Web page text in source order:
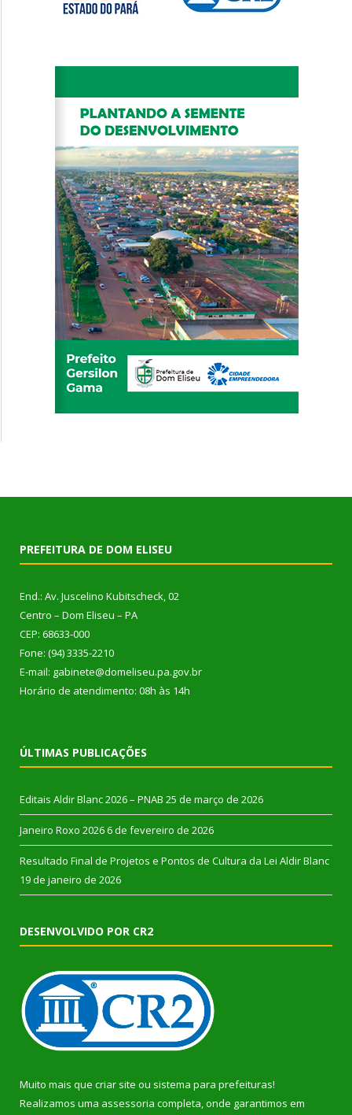
PREFEITURA DE DOM ELISEU
End.: Av. Juscelino Kubitscheck, 02
Centro – Dom Eliseu – PA
CEP: 68633-000
Fone: (94) 3335-2210
E-mail: gabinete@domeliseu.pa.gov.br
Horário de atendimento: 08h às 14h
ÚLTIMAS PUBLICAÇÕES
Editais Aldir Blanc 2026 – PNAB 25 de março de 2026
Janeiro Roxo 2026 6 de fevereiro de 2026
Resultado Final de Projetos e Pontos de Cultura da Lei Aldir Blanc
19 de janeiro de 2026
DESENVOLVIDO POR CR2
Muito mais que criar site ou sistema para prefeituras!
Realizamos uma assessoria completa, onde garantimos em